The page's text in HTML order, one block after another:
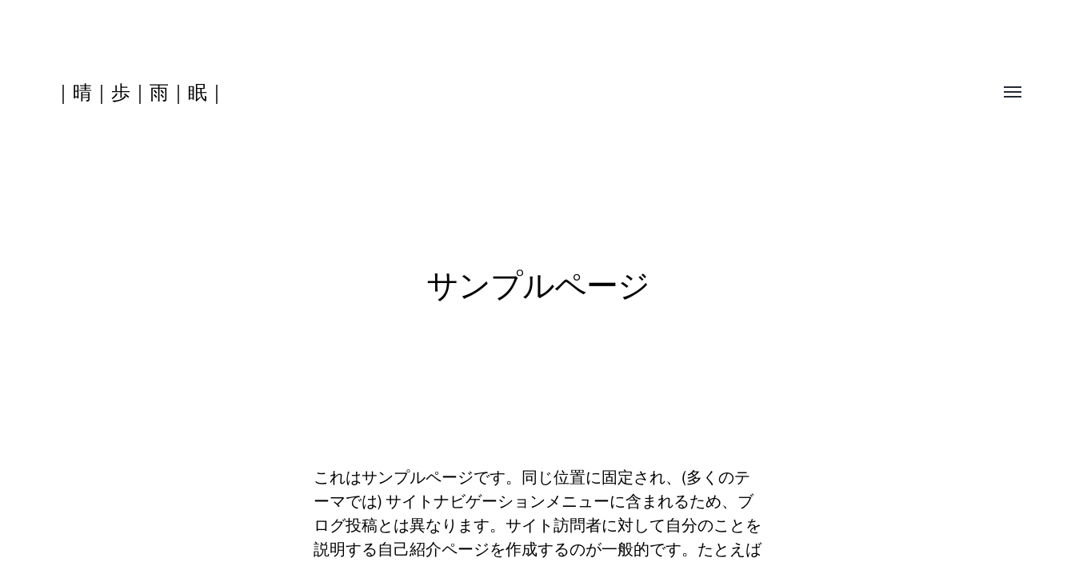
｜晴｜歩｜雨｜眠｜
Toggle
サンプルページ
これはサンプルページです。同じ位置に固定され、(多くのテ
ーマでは) サイトナビゲーションメニューに含まれるため、ブ
ログ投稿とは異なります。サイト訪問者に対して自分のことを
説明する自己紹介ページを作成するのが一般的です。たとえば